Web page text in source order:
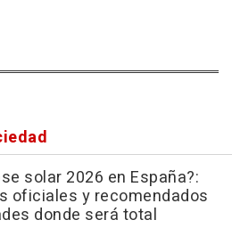
solar 2026 en España?:
oficiales y recomendados
donde será total